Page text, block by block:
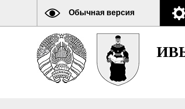
Обычная версия